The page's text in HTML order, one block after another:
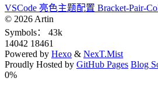
VSCode 亮色主题配置 Bracket-Pair-
© 2026 Artin
Symbols：
43k
14042 18461
Powered by Hexo & NexT.Mist
Proudly Hosted by GitHub Pages Blog
0%